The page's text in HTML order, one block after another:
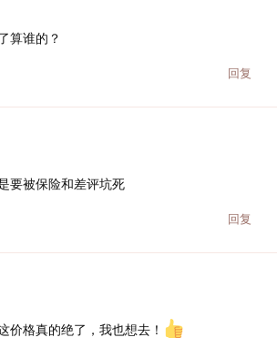
算谁的？
回复
要被保险和差评坑死
回复
价格真的绝了，我也想去！